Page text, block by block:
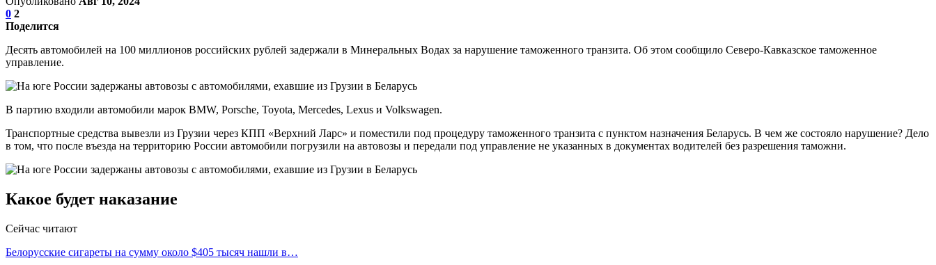
0 2
Поделится
Десять автомобилей на 100 миллионов российских рублей задержали в Минеральных Водах за нарушение таможенного транзита. Об этом сообщило Северо-Кавказское таможенное
управление.
В партию входили автомобили марок BMW, Porsche, Toyota, Mercedes, Lexus и Volkswagen.
Транспортные средства вывезли из Грузии через КПП «Верхний Ларс» и поместили под процедуру таможенного транзита с пунктом назначения Беларусь. В чем же состояло нарушение? Дело
в том, что после въезда на территорию России автомобили погрузили на автовозы и передали под управление не указанных в документах водителей без разрешения таможни.
Какое будет наказание
Сейчас читают
Белорусские сигареты на сумму около $405 тысяч нашли в…